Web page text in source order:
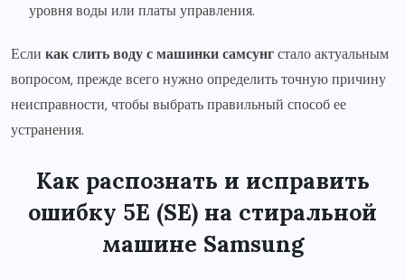
уровня воды или платы управления.
Если как слить воду с машинки самсунгстало актуальным
вопросом, прежде всего нужно определить точную причину
неисправности, чтобы выбрать правильный способ ее
устранения.
Как распознать и исправить
ошибку 5E (SE) на стиральной
машине Samsung